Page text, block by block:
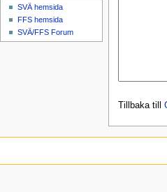
Tillbaka till
SVÄ hemsida
FFS hemsida
SVÄ/FFS Forum